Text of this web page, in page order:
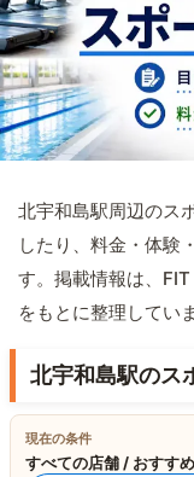
北宇和島駅周辺のス
したり、料金・体験
す。掲載情報は、
をもとに整理していま
北宇和島駅のス
現在の条件
すべての店舗 / おすす